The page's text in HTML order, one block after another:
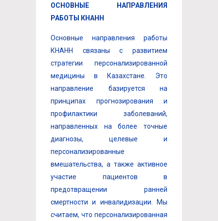
ОСНОВНЫЕ НАПРАВЛЕНИЯ
РАБОТЫ КНАНН
Основные направления работы
КНАНН связаны с развитием
стратегии персонализированной
медицины в Казахстане. Это
направление базируется на
принципах прогнозирования и
профилактики заболеваний,
направленных на более точные
диагнозы, целевые и
персонализированные
вмешательства, а также активное
участие пациентов в
предотвращении ранней
смертности и инвалидизации. Мы
считаем, что персонализированная